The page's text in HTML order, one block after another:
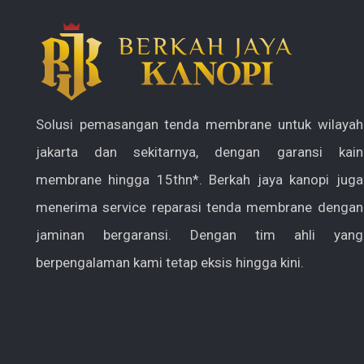
Solusi pemasangan tenda membrane untuk wilayah
jakarta dan sekitarnya, dengan garansi kain
membrane hingga 15thn*. Berkah jaya kanopi juga
menerima service reparasi tenda membrane dengan
jaminan bergaransi. Dengan tim ahli yang
berpengalaman kami tetap eksis hingga kini.